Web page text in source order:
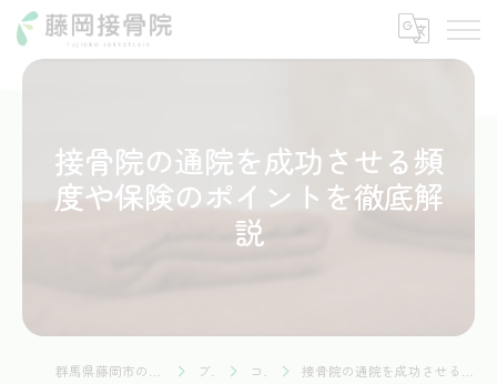
接骨院の通院を成功させる頻
度や保険のポイントを徹底解
説
ブログ コラム 接骨院の通院を成功させる頻度や保険のポイントを徹底解説